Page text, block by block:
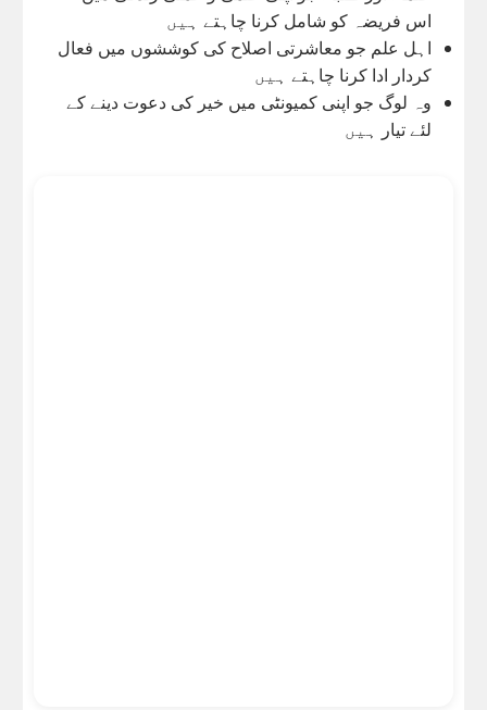
اس فریضہ کو شامل کرنا چاہتے ہیں
اہل علم جو معاشرتی اصلاح کی کوششوں میں فعال
کردار ادا کرنا چاہتے ہیں
وہ لوگ جو اپنی کمیونٹی میں خیر کی دعوت دینے کے
لئے تیار ہیں